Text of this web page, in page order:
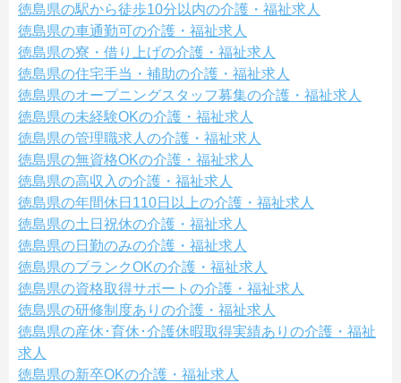
徳島県の駅から徒歩10分以内の介護・福祉求人
徳島県の車通勤可の介護・福祉求人
徳島県の寮・借り上げの介護・福祉求人
徳島県の住宅手当・補助の介護・福祉求人
徳島県のオープニングスタッフ募集の介護・福祉求人
徳島県の未経験OKの介護・福祉求人
徳島県の管理職求人の介護・福祉求人
徳島県の無資格OKの介護・福祉求人
徳島県の高収入の介護・福祉求人
徳島県の年間休日110日以上の介護・福祉求人
徳島県の土日祝休の介護・福祉求人
徳島県の日勤のみの介護・福祉求人
徳島県のブランクOKの介護・福祉求人
徳島県の資格取得サポートの介護・福祉求人
徳島県の研修制度ありの介護・福祉求人
徳島県の産休･育休･介護休暇取得実績ありの介護・福祉
求人
徳島県の新卒OKの介護・福祉求人